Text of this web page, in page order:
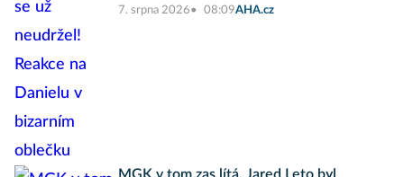
7. srpna 2026 08:09AHA.cz